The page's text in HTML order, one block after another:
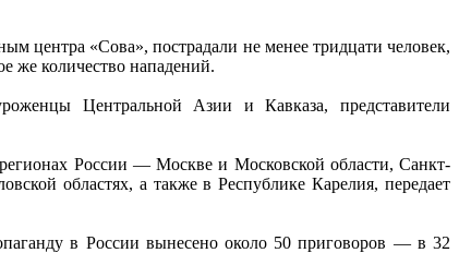
центра «Сова», пострадали не менее тридцати человек,
же количество нападений.
Центральной Азии и Кавказа, представители
России — Москве и Московской области, Санкт-
областях, а также в Республике Карелия, передает
в России вынесено около 50 приговоров — в 32